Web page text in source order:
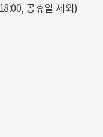
공휴일 제외)